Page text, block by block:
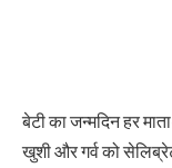
बेटी का जन्मदिन हर
खुशी और गर्व को